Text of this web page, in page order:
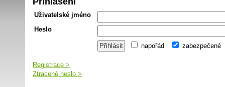
Uživatelské jméno
Heslo
napořád zabezpečené
Registrace >
Ztracené heslo >